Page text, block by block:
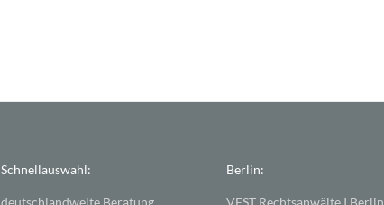
Schnellauswahl: Berlin: